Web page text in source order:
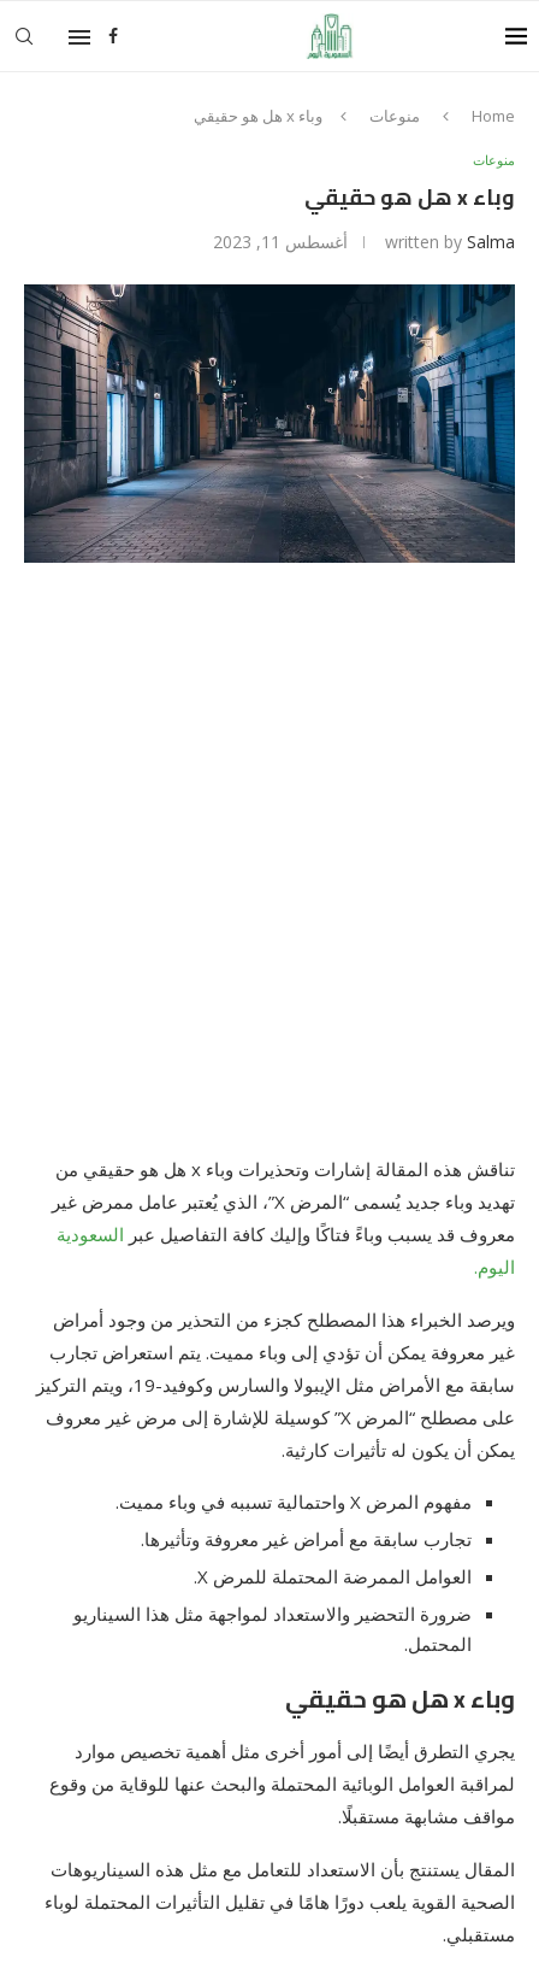
Home منوعات وباء x هل هو حقيقي
منوعات
وباء x هل هو حقيقي
written by Salma أغسطس 11, 2023
تناقش هذه المقالة إشارات وتحذيرات وباء x هل هو حقيقي من
تهديد وباء جديد يُسمى “المرض X”، الذي يُعتبر عامل ممرض غير
معروف قد يسبب وباءً فتاكًا وإليك كافة التفاصيل عبر السعودية
اليوم.
ويرصد الخبراء هذا المصطلح كجزء من التحذير من وجود أمراض
غير معروفة يمكن أن تؤدي إلى وباء مميت. يتم استعراض تجارب
سابقة مع الأمراض مثل الإيبولا والسارس وكوفيد-19، ويتم التركيز
على مصطلح “المرض X” كوسيلة للإشارة إلى مرض غير معروف
يمكن أن يكون له تأثيرات كارثية.
مفهوم المرض X واحتمالية تسببه في وباء مميت.
تجارب سابقة مع أمراض غير معروفة وتأثيرها.
العوامل الممرضة المحتملة للمرض X.
ضرورة التحضير والاستعداد لمواجهة مثل هذا السيناريو
المحتمل.
وباء x هل هو حقيقي
يجري التطرق أيضًا إلى أمور أخرى مثل أهمية تخصيص موارد
لمراقبة العوامل الوبائية المحتملة والبحث عنها للوقاية من وقوع
مواقف مشابهة مستقبلًا.
المقال يستنتج بأن الاستعداد للتعامل مع مثل هذه السيناريوهات
الصحية القوية يلعب دورًا هامًا في تقليل التأثيرات المحتملة لوباء
مستقبلي.